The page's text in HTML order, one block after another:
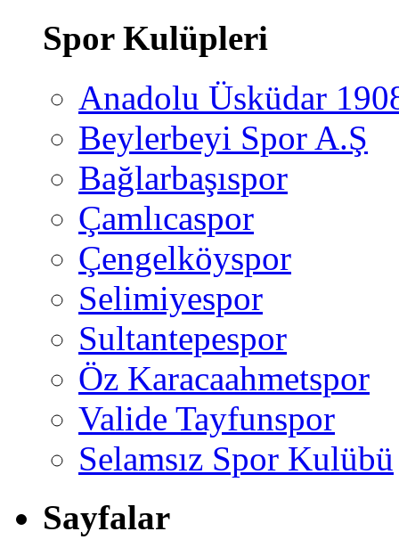
Spor Kulüpleri
Anadolu Üsküdar
Beylerbeyi Spor A.Ş
Bağlarbaşıspor
Çamlıcaspor
Çengelköyspor
Selimiyespor
Sultantepespor
Öz Karacaahmetspor
Valide Tayfunspor
Selamsız Spor Kulübü
Sayfalar